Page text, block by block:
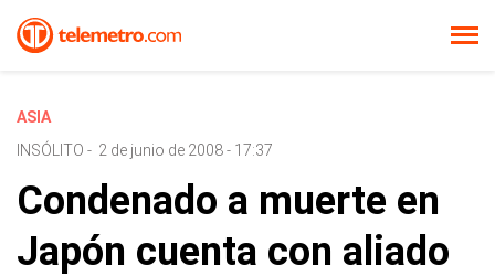
ASIA
INSÓLITO - 2 de junio de 2008 - 17:37
Condenado a muerte en
Japón cuenta con aliado